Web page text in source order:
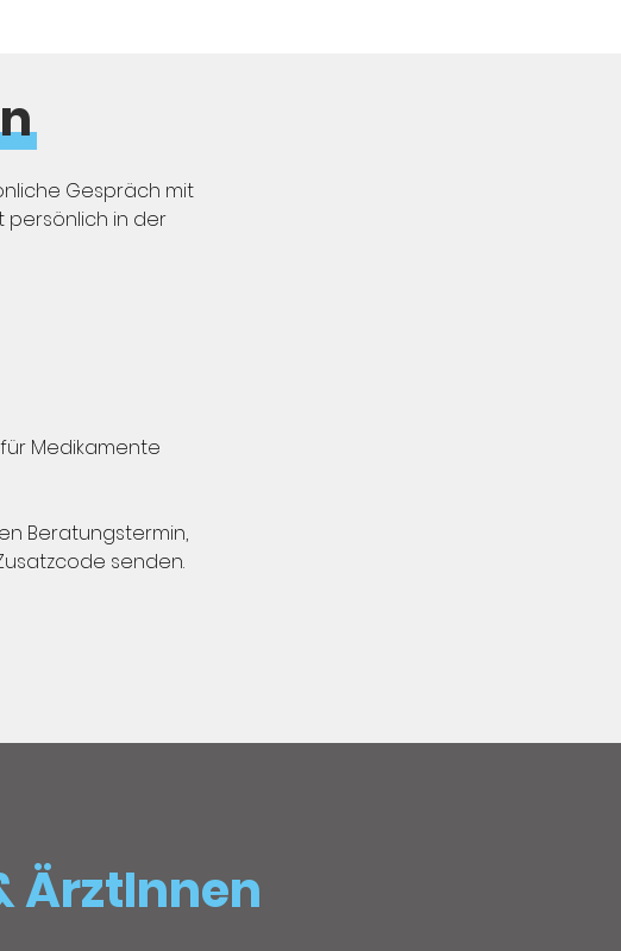
Gespräch mit
persönlich in der
Medikamente
Beratungstermin,
senden.
ÄrztInnen